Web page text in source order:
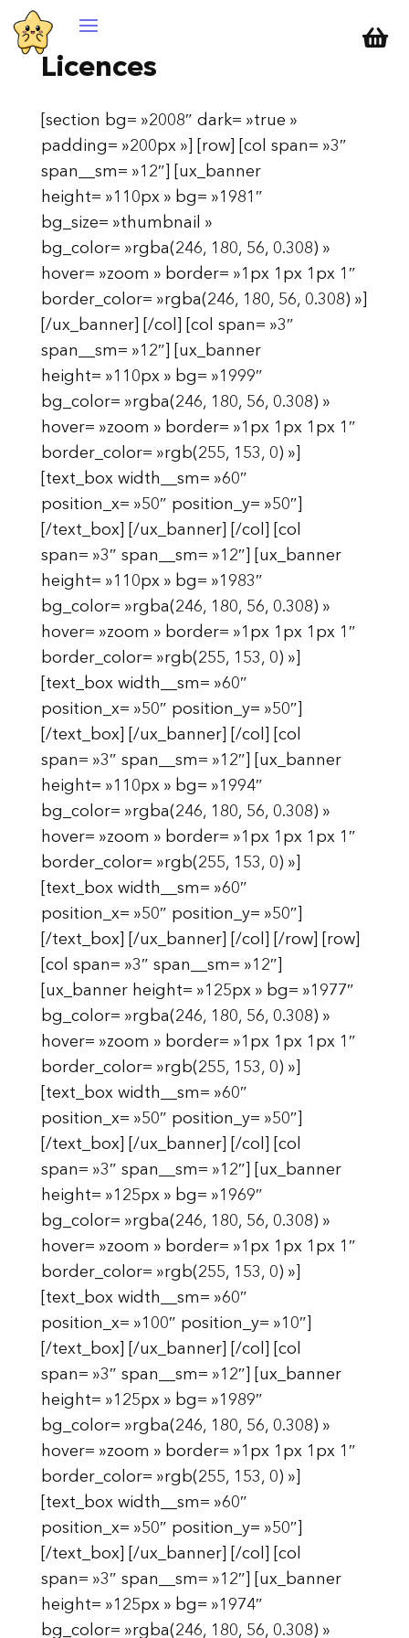

Licences
[section bg= »2008″ dark= »true »
padding= »200px »] [row] [col span= »3″
span__sm= »12″] [ux_banner
height= »110px » bg= »1981″
bg_size= »thumbnail »
bg_color= »rgba(246, 180, 56, 0.308) »
hover= »zoom » border= »1px 1px 1px 1″
border_color= »rgba(246, 180, 56, 0.308) »]
[/ux_banner] [/col] [col span= »3″
span__sm= »12″] [ux_banner
height= »110px » bg= »1999″
bg_color= »rgba(246, 180, 56, 0.308) »
hover= »zoom » border= »1px 1px 1px 1″
border_color= »rgb(255, 153, 0) »]
[text_box width__sm= »60″
position_x= »50″ position_y= »50″]
[/text_box] [/ux_banner] [/col] [col
span= »3″ span__sm= »12″] [ux_banner
height= »110px » bg= »1983″
bg_color= »rgba(246, 180, 56, 0.308) »
hover= »zoom » border= »1px 1px 1px 1″
border_color= »rgb(255, 153, 0) »]
[text_box width__sm= »60″
position_x= »50″ position_y= »50″]
[/text_box] [/ux_banner] [/col] [col
span= »3″ span__sm= »12″] [ux_banner
height= »110px » bg= »1994″
bg_color= »rgba(246, 180, 56, 0.308) »
hover= »zoom » border= »1px 1px 1px 1″
border_color= »rgb(255, 153, 0) »]
[text_box width__sm= »60″
position_x= »50″ position_y= »50″]
[/text_box] [/ux_banner] [/col] [/row] [row]
[col span= »3″ span__sm= »12″]
[ux_banner height= »125px » bg= »1977″
bg_color= »rgba(246, 180, 56, 0.308) »
hover= »zoom » border= »1px 1px 1px 1″
border_color= »rgb(255, 153, 0) »]
[text_box width__sm= »60″
position_x= »50″ position_y= »50″]
[/text_box] [/ux_banner] [/col] [col
span= »3″ span__sm= »12″] [ux_banner
height= »125px » bg= »1969″
bg_color= »rgba(246, 180, 56, 0.308) »
hover= »zoom » border= »1px 1px 1px 1″
border_color= »rgb(255, 153, 0) »]
[text_box width__sm= »60″
position_x= »100″ position_y= »10″]
[/text_box] [/ux_banner] [/col] [col
span= »3″ span__sm= »12″] [ux_banner
height= »125px » bg= »1989″
bg_color= »rgba(246, 180, 56, 0.308) »
hover= »zoom » border= »1px 1px 1px 1″
border_color= »rgb(255, 153, 0) »]
[text_box width__sm= »60″
position_x= »50″ position_y= »50″]
[/text_box] [/ux_banner] [/col] [col
span= »3″ span__sm= »12″] [ux_banner
height= »125px » bg= »1974″
bg_color= »rgba(246, 180, 56, 0.308) »